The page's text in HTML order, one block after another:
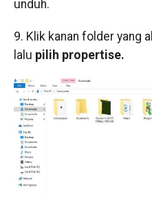
unduh.
9. Klik kanan folder yang
lalu pilih propertise.